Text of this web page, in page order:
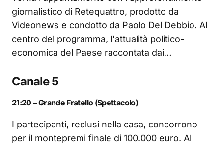
giornalistico di Retequattro, prodotto da
Videonews e condotto da Paolo Del Debbio. Al
centro del programma, l'attualità politico-
economica del Paese raccontata dai…
Canale 5
21:20 – Grande Fratello (Spettacolo)
I partecipanti, reclusi nella casa, concorrono
per il montepremi finale di 100.000 euro. Al